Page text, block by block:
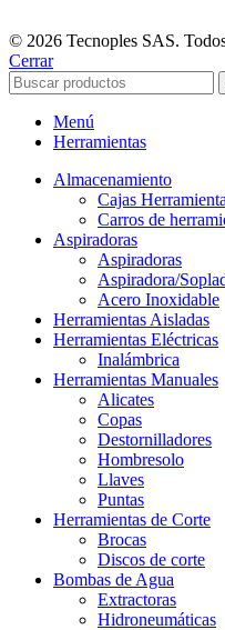
© 2026 Tecnoples SAS.
Cerrar
Menú
Herramientas
Almacenamiento
Cajas
Carros de
Aspiradoras
Aspiradoras
Aspiradora/
Acero Inoxidable
Herramientas Aisladas
Herramientas Eléctricas
Inalámbrica
Herramientas Manuales
Alicates
Copas
Destornilladores
Hombresolo
Llaves
Puntas
Herramientas de Corte
Brocas
Discos de corte
Bombas de Agua
Extractoras
Hidroneumáticas